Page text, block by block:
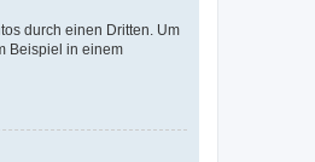
durch einen Dritten. Um
Beispiel in einem